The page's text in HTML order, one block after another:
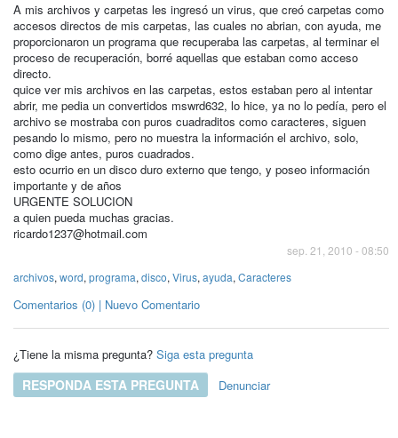
A mis archivos y carpetas les ingresó un virus, que creó carpetas como
accesos directos de mis carpetas, las cuales no abrian, con ayuda, me
proporcionaron un programa que recuperaba las carpetas, al terminar el
proceso de recuperación, borré aquellas que estaban como acceso
directo.
quice ver mis archivos en las carpetas, estos estaban pero al intentar
abrir, me pedia un convertidos mswrd632, lo hice, ya no lo pedía, pero el
archivo se mostraba con puros cuadraditos como caracteres, siguen
pesando lo mismo, pero no muestra la información el archivo, solo,
como dige antes, puros cuadrados.
esto ocurrio en un disco duro externo que tengo, y poseo información
importante y de años
URGENTE SOLUCION
a quien pueda muchas gracias.
ricardo1237@hotmail.com
sep. 21, 2010 - 08:50
archivos, word, programa, disco, Virus, ayuda, Caracteres
Comentarios (0) | Nuevo Comentario
¿Tiene la misma pregunta? Siga esta pregunta
RESPONDA ESTA PREGUNTA Denunciar